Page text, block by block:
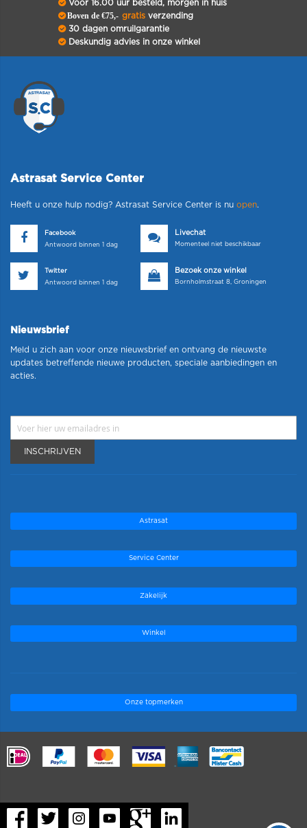
Voor 16.00 uur besteld, morgen in huis
Boven de €75,- gratisverzending
30 dagen omruilgarantie
Deskundig advies in onze winkel
Astrasat Service Center
Heeft u onze hulp nodig? Astrasat Service Center is nu open.
Facebook
Antwoord binnen 1 dag
Livechat
Momenteel niet beschikbaar
Twitter
Antwoord binnen 1 dag
Bezoek onze winkel
Bornholmstraat 8, Groningen
Nieuwsbrief
Meld u zich aan voor onze nieuwsbrief en ontvang de nieuwste
updates betreffende nieuwe producten, speciale aanbiedingen en
acties.
INSCHRIJVEN
Astrasat
Service Center
Zakelijk
Winkel
Onze topmerken
.